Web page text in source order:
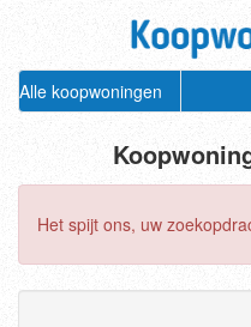
Alle koopwoningen
Het spijt ons, uw